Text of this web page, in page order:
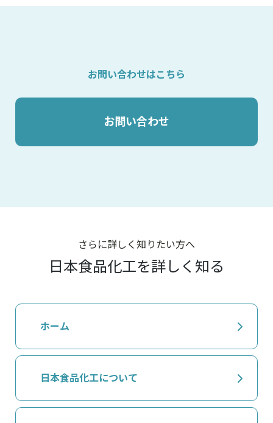
お問い合わせはこちら
お問い合わせ
さらに詳しく知りたい方へ
日本食品化工を詳しく知る
ホーム
日本食品化工について